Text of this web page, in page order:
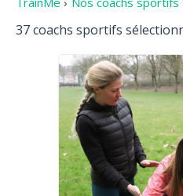
37 coachs sportifs